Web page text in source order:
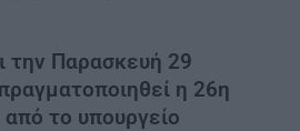
την Παρασκευή 29
η 26η
από το υπουργείο